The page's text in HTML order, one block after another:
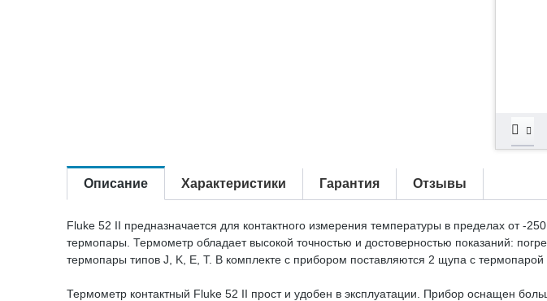
Описание Характеристики Гарантия Отзывы
Fluke 52 II предназначается для контактного измерения температуры в пределах от -
термопары. Термометр обладает высокой точностью и достоверностью показаний:
термопары типов J, K, E, T. В комплекте с прибором поставляются 2 щупа с
Термометр контактный Fluke 52 II прост и удобен в эксплуатации. Прибор оснащен